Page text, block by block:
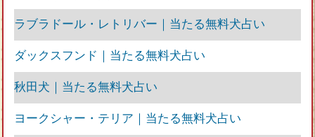
ラブラドール・レトリバー｜当たる無料犬占い
ダックスフンド｜当たる無料犬占い
秋田犬｜当たる無料犬占い
ヨークシャー・テリア｜当たる無料犬占い